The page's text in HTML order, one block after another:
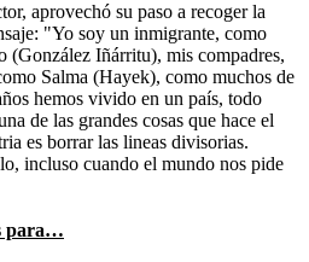
aprovechó su paso a recoger la
"Yo soy un inmigrante, como
Iñárritu), mis compadres,
Salma (Hayek), como muchos de
hemos vivido en un país, todo
de las grandes cosas que hace el
es borrar las lineas divisorias.
incluso cuando el mundo nos pide
para…